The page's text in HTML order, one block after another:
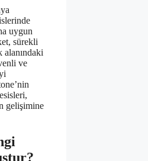
uygun
sürekli
ve
gelişimine